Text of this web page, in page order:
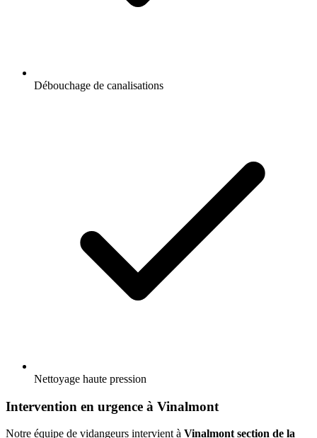
Débouchage de canalisations
Nettoyage haute pression
Intervention en urgence à Vinalmont
Notre équipe de vidangeurs intervient à Vinalmont section de la